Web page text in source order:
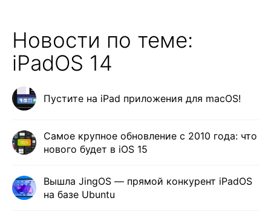
Новости по теме:
iPadOS 14
Пустите на iPad приложения для macOS!
Самое крупное обновление с 2010 года: что
нового будет в iOS 15
Вышла JingOS — прямой конкурент iPadOS
на базе Ubuntu